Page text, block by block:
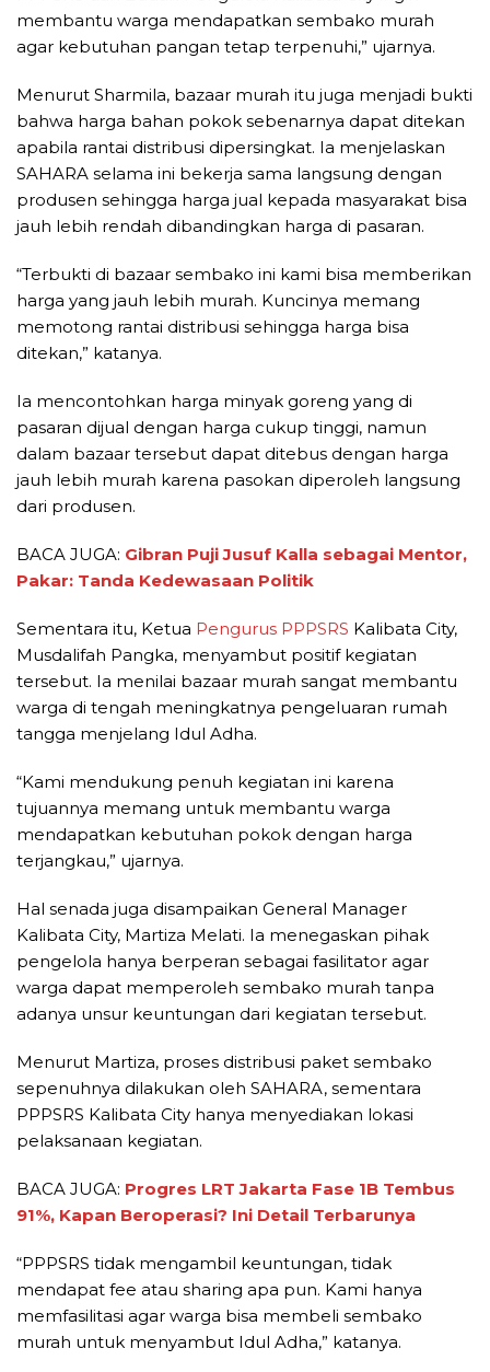
membantu warga mendapatkan sembako murah
agar kebutuhan pangan tetap terpenuhi,” ujarnya.
Menurut Sharmila, bazaar murah itu juga menjadi bukti
bahwa harga bahan pokok sebenarnya dapat ditekan
apabila rantai distribusi dipersingkat. Ia menjelaskan
SAHARA selama ini bekerja sama langsung dengan
produsen sehingga harga jual kepada masyarakat bisa
jauh lebih rendah dibandingkan harga di pasaran.
“Terbukti di bazaar sembako ini kami bisa memberikan
harga yang jauh lebih murah. Kuncinya memang
memotong rantai distribusi sehingga harga bisa
ditekan,” katanya.
Ia mencontohkan harga minyak goreng yang di
pasaran dijual dengan harga cukup tinggi, namun
dalam bazaar tersebut dapat ditebus dengan harga
jauh lebih murah karena pasokan diperoleh langsung
dari produsen.
BACA JUGA: Gibran Puji Jusuf Kalla sebagai Mentor,
Pakar: Tanda Kedewasaan Politik
Sementara itu, Ketua Pengurus PPPSRS Kalibata City,
Musdalifah Pangka, menyambut positif kegiatan
tersebut. Ia menilai bazaar murah sangat membantu
warga di tengah meningkatnya pengeluaran rumah
tangga menjelang Idul Adha.
“Kami mendukung penuh kegiatan ini karena
tujuannya memang untuk membantu warga
mendapatkan kebutuhan pokok dengan harga
terjangkau,” ujarnya.
Hal senada juga disampaikan General Manager
Kalibata City, Martiza Melati. Ia menegaskan pihak
pengelola hanya berperan sebagai fasilitator agar
warga dapat memperoleh sembako murah tanpa
adanya unsur keuntungan dari kegiatan tersebut.
Menurut Martiza, proses distribusi paket sembako
sepenuhnya dilakukan oleh SAHARA, sementara
PPPSRS Kalibata City hanya menyediakan lokasi
pelaksanaan kegiatan.
BACA JUGA: Progres LRT Jakarta Fase 1B Tembus
91%, Kapan Beroperasi? Ini Detail Terbarunya
“PPPSRS tidak mengambil keuntungan, tidak
mendapat fee atau sharing apa pun. Kami hanya
memfasilitasi agar warga bisa membeli sembako
murah untuk menyambut Idul Adha,” katanya.